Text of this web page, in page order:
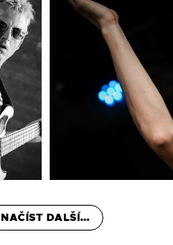
NAČÍST DALŠÍ…